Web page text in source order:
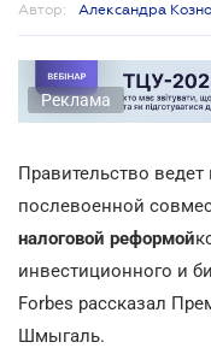
Автор: Александра
Реклама
Правительство
послевоенной
налоговой реформой
инвестиционного и
Forbes рассказал
Шмыгаль.